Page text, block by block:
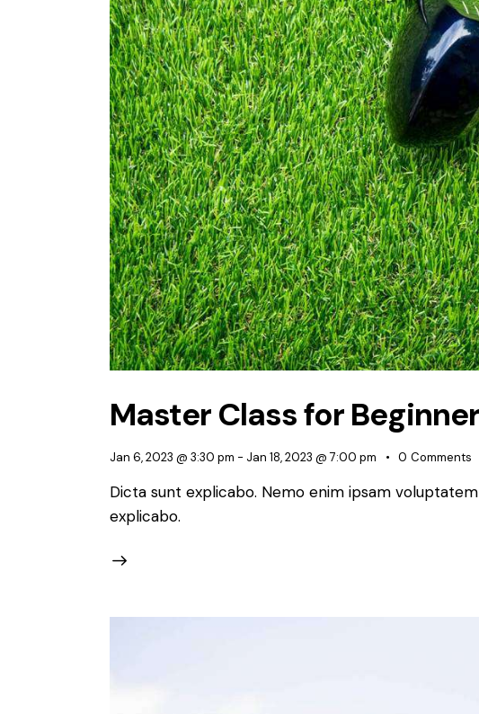
Master Class for
Jan 6, 2023 @ 3:30 pm - Jan 18, 2023 @ 7:00 pm 0 Comments
Dicta sunt explicabo. Nemo enim ipsam
explicabo.